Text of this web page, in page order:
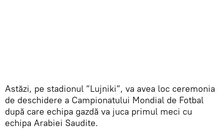
Astăzi, pe stadionul ”Lujniki”, va avea loc ceremonia
de deschidere a Campionatului Mondial de Fotbal
după care echipa gazdă va juca primul meci cu
echipa Arabiei Saudite.